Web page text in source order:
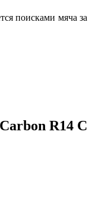
поисками мяча за
R14 C